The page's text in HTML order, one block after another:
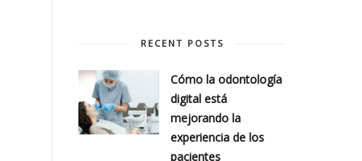
RECENT POSTS
Cómo la odontología
digital está
mejorando la
experiencia de los
pacientes